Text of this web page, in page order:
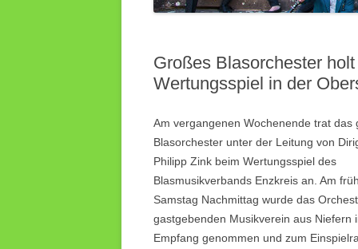
Großes Blasorchester
Wertungsspiel in der
Am vergangenen Wochenende trat das
Blasorchester unter der Leitung von
Philipp Zink beim Wertungsspiel des
Blasmusikverbands Enzkreis an. Am
Samstag Nachmittag wurde das
gastgebenden Musikverein aus Niefern
Empfang genommen und zum